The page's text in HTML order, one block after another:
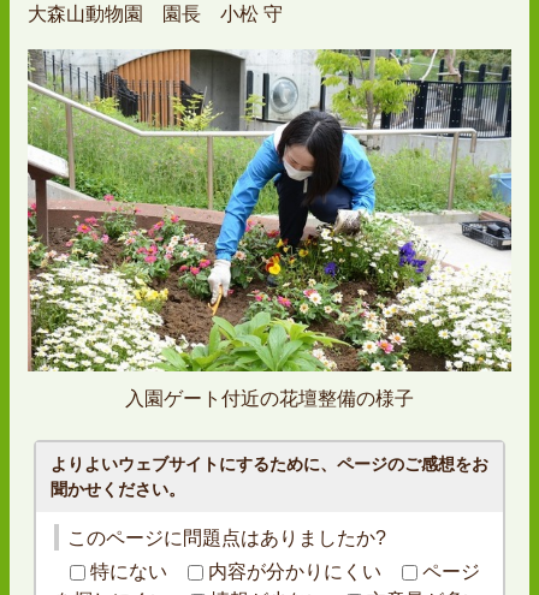
大森山動物園 園長 小松 守
入園ゲート付近の花壇整備の様子
よりよいウェブサイトにするために、ページのご感想をお
聞かせください。
このページに問題点はありましたか?
特にない
内容が分かりにくい
ページ